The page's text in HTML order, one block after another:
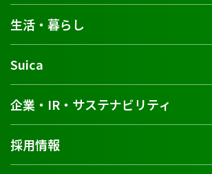
生活・暮らし
Suica
企業・IR・サステナビリティ
採用情報